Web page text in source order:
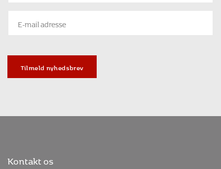
Tilmeld nyhedsbrev
Kontakt os